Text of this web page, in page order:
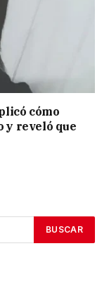
cómo
y reveló que